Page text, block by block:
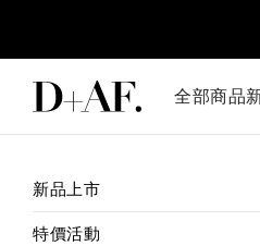
全部商品
新品上市
特價活動